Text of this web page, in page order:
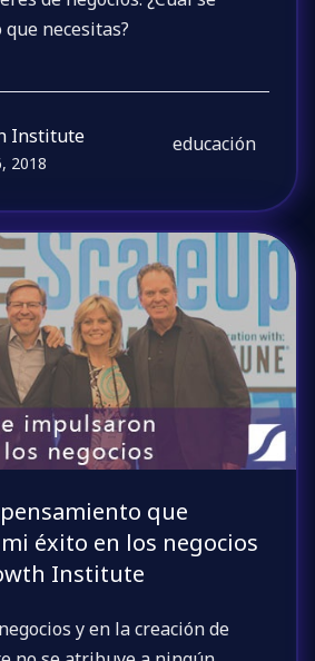
necesitas?
Institute
2018
educación
que
éxito en los negocios
Institute
y en la creación de